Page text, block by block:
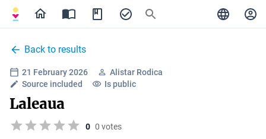
Back to results
21 February 2026
Alistar Rodica
Source included
Is public
Laleaua
0 0 votes